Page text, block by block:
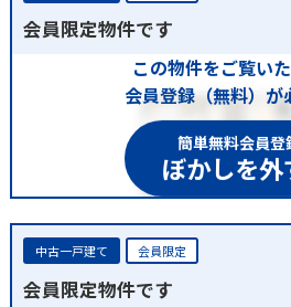
会員限定物件です
この物件をご覧い
会員登録（無料）が
簡単無料会員登
ぼかしを外
中古一戸建て 会員限定
会員限定物件です